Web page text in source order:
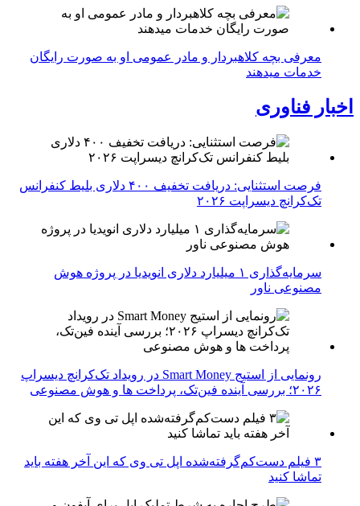
معرفی بچه کلاهبردار و مادر عمومی او به صورت رایگان
خدمات میدهند
اخبار فناوری
فرصت استثنایی: دریافت تخفیف ۴۰۰ دلاری بلیط کنفرانس
تک‌کرانچ دیسراپت ۲۰۲۶
سرمایه‌گذاری ۱ میلیارد دلاری انویدیا در پروژه هوش
مصنوعی ناور
رونمایی از استیج Smart Money در رویداد تک‌کرانچ دیسراپ
۲۰۲۶؛ بررسی آینده فین‌تک، پرداخت‌ ها و هوش مصنوعی
۳ فیلم دست‌کم‌گرفته‌شده اپل تی وی که این آخر هفته باید
تماشا کنید